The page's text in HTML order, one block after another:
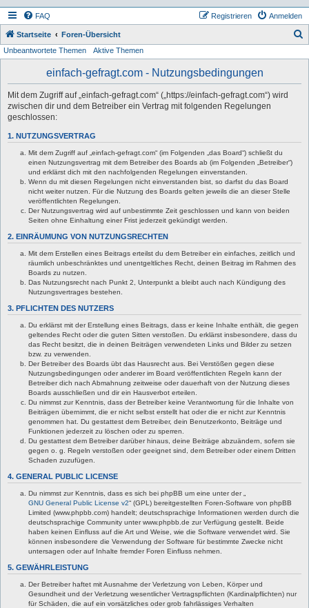
FAQ Anmelden
Registrieren
Startseite Foren-Übersicht
Unbeantwortete Themen Aktive Themen
einfach-gefragt.com - Nutzungsbedingungen
Mit dem Zugriff auf „einfach-gefragt.com“ („https://einfach-gefragt.com“) wird
zwischen dir und dem Betreiber ein Vertrag mit folgenden Regelungen
geschlossen:
1. NUTZUNGSVERTRAG
Mit dem Zugriff auf „einfach-gefragt.com“ (im Folgenden „das Board“) schließt du
einen Nutzungsvertrag mit dem Betreiber des Boards ab (im Folgenden „Betreiber“)
und erklärst dich mit den nachfolgenden Regelungen einverstanden.
Wenn du mit diesen Regelungen nicht einverstanden bist, so darfst du das Board
nicht weiter nutzen. Für die Nutzung des Boards gelten jeweils die an dieser Stelle
veröffentlichten Regelungen.
Der Nutzungsvertrag wird auf unbestimmte Zeit geschlossen und kann von beiden
Seiten ohne Einhaltung einer Frist jederzeit gekündigt werden.
2. EINRÄUMUNG VON NUTZUNGSRECHTEN
Mit dem Erstellen eines Beitrags erteilst du dem Betreiber ein einfaches, zeitlich und
räumlich unbeschränktes und unentgeltliches Recht, deinen Beitrag im Rahmen des
Boards zu nutzen.
Das Nutzungsrecht nach Punkt 2, Unterpunkt a bleibt auch nach Kündigung des
Nutzungsvertrages bestehen.
3. PFLICHTEN DES NUTZERS
Du erklärst mit der Erstellung eines Beitrags, dass er keine Inhalte enthält, die gegen
geltendes Recht oder die guten Sitten verstoßen. Du erklärst insbesondere, dass du
das Recht besitzt, die in deinen Beiträgen verwendeten Links und Bilder zu setzen
bzw. zu verwenden.
Der Betreiber des Boards übt das Hausrecht aus. Bei Verstößen gegen diese
Nutzungsbedingungen oder anderer im Board veröffentlichten Regeln kann der
Betreiber dich nach Abmahnung zeitweise oder dauerhaft von der Nutzung dieses
Boards ausschließen und dir ein Hausverbot erteilen.
Du nimmst zur Kenntnis, dass der Betreiber keine Verantwortung für die Inhalte von
Beiträgen übernimmt, die er nicht selbst erstellt hat oder die er nicht zur Kenntnis
genommen hat. Du gestattest dem Betreiber, dein Benutzerkonto, Beiträge und
Funktionen jederzeit zu löschen oder zu sperren.
Du gestattest dem Betreiber darüber hinaus, deine Beiträge abzuändern, sofern sie
gegen o. g. Regeln verstoßen oder geeignet sind, dem Betreiber oder einem Dritten
Schaden zuzufügen.
4. GENERAL PUBLIC LICENSE
Du nimmst zur Kenntnis, dass es sich bei phpBB um eine unter der „
GNU General Public License v2“ (GPL) bereitgestellten Foren-Software von phpBB
Limited (www.phpbb.com) handelt; deutschsprachige Informationen werden durch die
deutschsprachige Community unter www.phpbb.de zur Verfügung gestellt. Beide
haben keinen Einfluss auf die Art und Weise, wie die Software verwendet wird. Sie
können insbesondere die Verwendung der Software für bestimmte Zwecke nicht
untersagen oder auf Inhalte fremder Foren Einfluss nehmen.
5. GEWÄHRLEISTUNG
Der Betreiber haftet mit Ausnahme der Verletzung von Leben, Körper und
Gesundheit und der Verletzung wesentlicher Vertragspflichten (Kardinalpflichten) nur
für Schäden, die auf ein vorsätzliches oder grob fahrlässiges Verhalten